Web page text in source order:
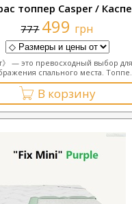
топпер Casper /
777 499 грн
》 — это превосходный выбор
спального места. Топпе...
В корзину